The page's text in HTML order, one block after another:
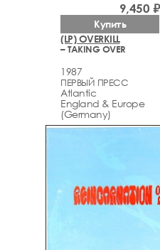
(LP) OVERKILL
– TAKING OVER
1987
ПЕРВЫЙ ПРЕСС
Atlantic
England & Europe
(Germany)
9,450 ₽
Купить